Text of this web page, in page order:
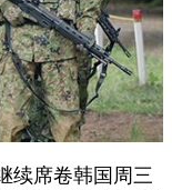
续席卷韩国周三